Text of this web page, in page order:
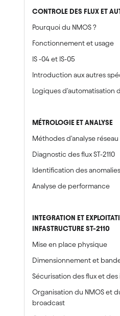
CONTROLE DES FLUX ET
Pourquoi du NMOS ?
Fonctionnement et usage
IS -04 et IS-05
Introduction aux autres
Logiques d'automatisation
MÉTROLOGIE ET ANALYSE
Méthodes d'analyse réseau
Diagnostic des flux ST-2110
Identification des anomalies
Analyse de performance
INTEGRATION ET
INFASTRUCTURE ST-2110
Mise en place physique
Dimensionnement et
Sécurisation des flux et
Organisation du NMOS et
broadcast